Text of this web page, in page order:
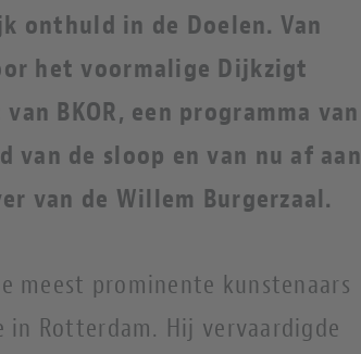
onthuld in de Doelen. Van
het voormalige Dijkzigt
BKOR, een programma van
van de sloop en van nu af aan
van de Willem Burgerzaal.
meest prominente kunstenaars
Rotterdam. Hij vervaardigde